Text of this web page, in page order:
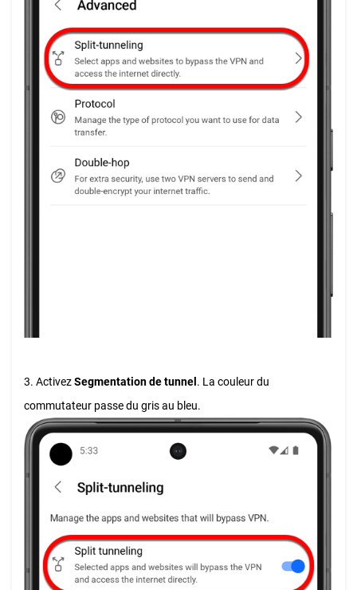
3. ActivezSegmentation de tunnel . La couleur du
commutateur passe du gris au bleu.